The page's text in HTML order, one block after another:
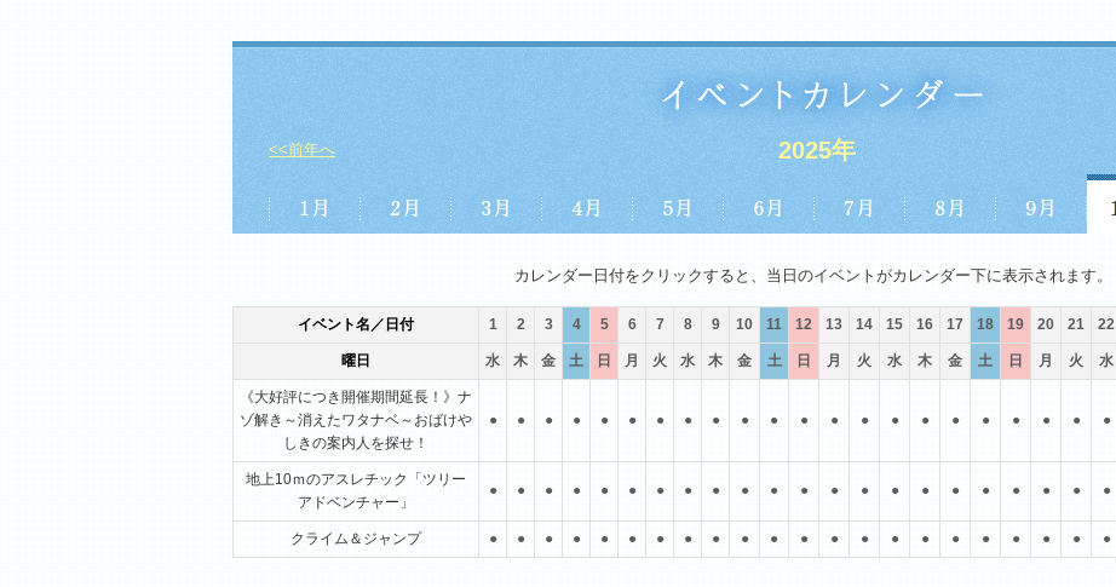
<<前年へ 2025年
カレンダー日付をクリックすると、当日のイベントがカレンダー下に表示されます。
イベント名／日付 1 2 3 4 5 6 7 8 9 10 11 12 13 14 15 16 17 18 19 20 21 22
曜日 水 木 金 土 日 月 火 水 木 金 土 日 月 火 水 木 金 土 日 月 火 水
《大好評につき開催期間延長！》ナ
ゾ解き～消えたワタナベ～おばけや
しきの案内人を探せ！
● ● ● ● ● ● ● ● ● ● ● ● ● ● ● ● ● ● ● ● ● ●
地上10ｍのアスレチック「ツリー
アドベンチャー」
● ● ● ● ● ● ● ● ● ● ● ● ● ● ● ● ● ● ● ● ● ●
クライム＆ジャンプ ● ● ● ● ● ● ● ● ● ● ● ● ● ● ● ● ● ● ● ● ● ●